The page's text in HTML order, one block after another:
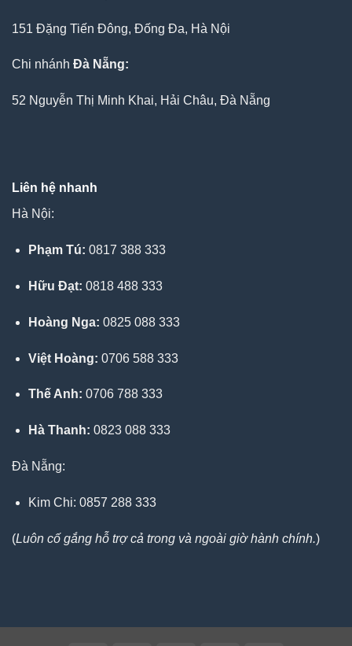
151 Đặng Tiến Đông, Đống Đa, Hà Nội
Chi nhánh Đà Nẵng:
52 Nguyễn Thị Minh Khai, Hải Châu, Đà Nẵng
Liên hệ nhanh
Hà Nội:
Phạm Tú: 0817 388 333
Hữu Đạt: 0818 488 333
Hoàng Nga: 0825 088 333
Việt Hoàng: 0706 588 333
Thế Anh: 0706 788 333
Hà Thanh: 0823 088 333
Đà Nẵng:
Kim Chi: 0857 288 333
(Luôn cố gắng hỗ trợ cả trong và ngoài giờ hành chính.)